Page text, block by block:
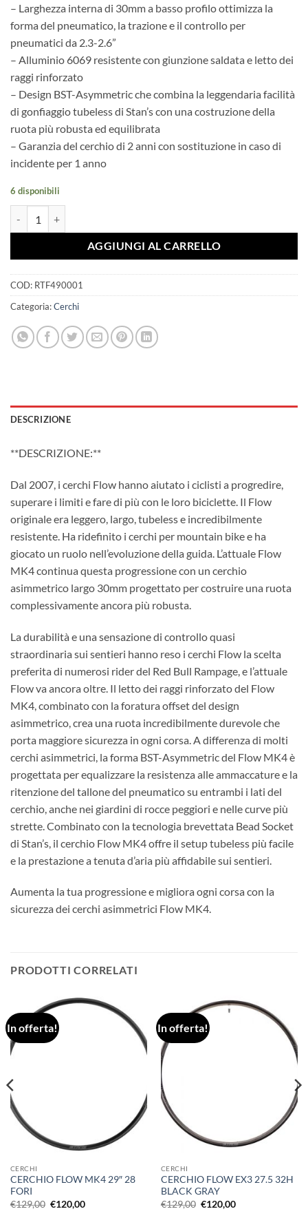
€129,00.€120,00.
– Larghezza interna di 30mm a basso profilo ottimizza la
forma del pneumatico, la trazione e il controllo per
pneumatici da 2.3-2.6”
– Alluminio 6069 resistente con giunzione saldata e letto dei
raggi rinforzato
– Design BST-Asymmetric che combina la leggendaria facilità
di gonfiaggio tubeless di Stan’s con una costruzione della
ruota più robusta ed equilibrata
– Garanzia del cerchio di 2 anni con sostituzione in caso di
incidente per 1 anno
6 disponibili
AGGIUNGI AL CARRELLO
COD: RTF490001
Categoria:Cerchi
DESCRIZIONE
**DESCRIZIONE:**
Dal 2007, i cerchi Flow hanno aiutato i ciclisti a progredire,
superare i limiti e fare di più con le loro biciclette. Il Flow
originale era leggero, largo, tubeless e incredibilmente
resistente. Ha ridefinito i cerchi per mountain bike e ha
giocato un ruolo nell’evoluzione della guida. L’attuale Flow
MK4 continua questa progressione con un cerchio
asimmetrico largo 30mm progettato per costruire una ruota
complessivamente ancora più robusta.
La durabilità e una sensazione di controllo quasi
straordinaria sui sentieri hanno reso i cerchi Flow la scelta
preferita di numerosi rider del Red Bull Rampage, e l’attuale
Flow va ancora oltre. Il letto dei raggi rinforzato del Flow
MK4, combinato con la foratura offset del design
asimmetrico, crea una ruota incredibilmente durevole che
porta maggiore sicurezza in ogni corsa. A differenza di molti
cerchi asimmetrici, la forma BST-Asymmetric del Flow MK4 è
progettata per equalizzare la resistenza alle ammaccature e la
ritenzione del tallone del pneumatico su entrambi i lati del
cerchio, anche nei giardini di rocce peggiori e nelle curve più
strette. Combinato con la tecnologia brevettata Bead Socket
di Stan’s, il cerchio Flow MK4 offre il setup tubeless più facile
e la prestazione a tenuta d’aria più affidabile sui sentieri.
Aumenta la tua progressione e migliora ogni corsa con la
sicurezza dei cerchi asimmetrici Flow MK4.
PRODOTTI CORRELATI
In offerta!
CERCHI
CERCHIO FLOW MK4 29″ 28
FORI
€129,00 Il
prezzo
€120,00Il
In offerta!
CERCHI
CERCHIO FLOW EX3 27.5 32H
BLACK GRAY
€129,00 Il
prezzo
€120,00Il